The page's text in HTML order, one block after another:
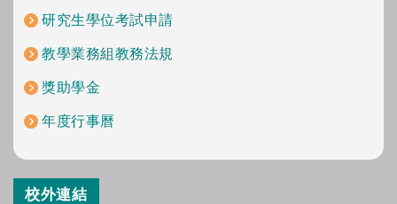
研究生學位考試申請
教學業務組教務法規
獎助學金
年度行事曆
校外連結